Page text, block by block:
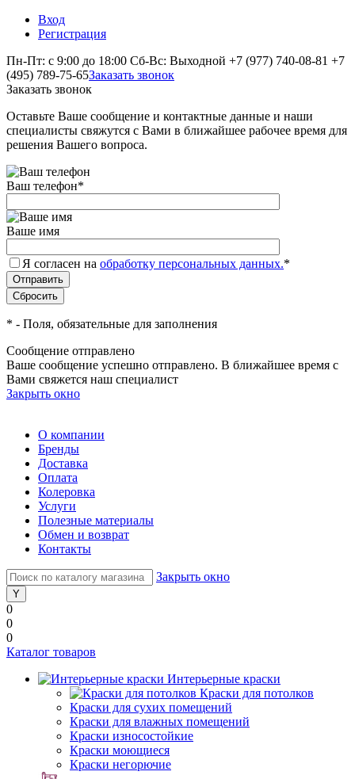
Вход
Регистрация
Пн-Пт: с 9:00 до 18:00 Сб-Вс: Выходной +7 (977) 740-08-81 +7
(495) 789-75-65Заказать звонок
Заказать звонок
Оставьте Ваше сообщение и контактные данные и наши
специалисты свяжутся с Вами в ближайшее рабочее время для
решения Вашего вопроса.
Ваш телефон*
Ваше имя
Я согласен на обработку персональных данных.*
* - Поля, обязательные для заполнения
Сообщение отправлено
Ваше сообщение успешно отправлено. В ближайшее время с
Вами свяжется наш специалист
Закрыть окно
О компании
Бренды
Доставка
Оплата
Колеровка
Услуги
Полезные материалы
Обмен и возврат
Контакты
Закрыть окно
0
0
0
Каталог товаров
Интерьерные краски
Краски для потолков
Краски для сухих помещений
Краски для влажных помещений
Краски износостойкие
Краски моющиеся
Краски негорючие